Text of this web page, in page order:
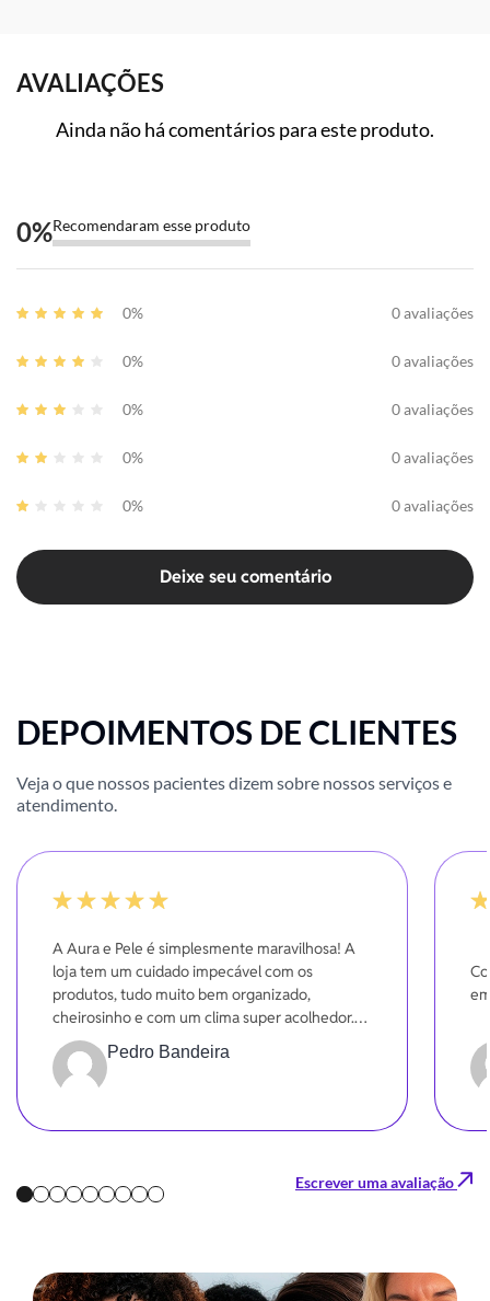
AVALIAÇÕES
Ainda não há comentários para este produto.
0%Recomendaram esse produto
0% 0 avaliações
0% 0 avaliações
0% 0 avaliações
0% 0 avaliações
0% 0 avaliações
Deixe seu comentário
DEPOIMENTOS DE CLIENTES
Veja o que nossos pacientes dizem sobre nossos serviços e
atendimento.
A Aura e Pele é simplesmente maravilhosa! A
loja tem um cuidado impecável com os
produtos, tudo muito bem organizado,
cheirosinho e com um clima super acolhedor.
Dá pra sentir o carinho em cada detalhe!
Pedro Bandeira
Escrever uma avaliação